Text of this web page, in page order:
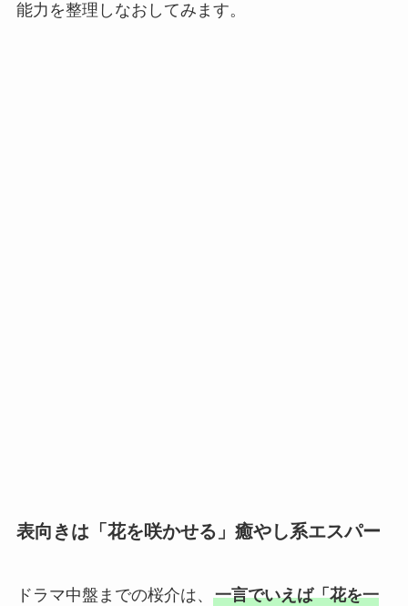
能力を整理しなおしてみます。
表向きは「花を咲かせる」癒やし系エスパー
ドラマ中盤までの桜介は、 一言でいえば「花を一